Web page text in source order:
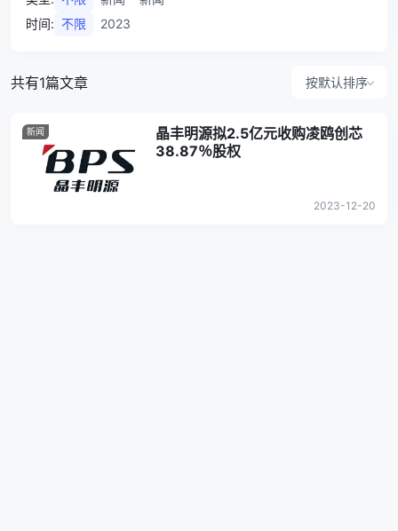
时间: 不限 2023
共有1篇文章 按默认排序
新闻
晶丰明源拟2.5亿元收购凌鸥创芯
38.87％股权
2023-12-20